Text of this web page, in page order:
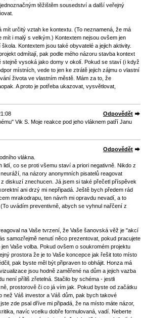
těžištěm sousedství a další veřejný
určitý vztah ke kontextu. (To neznamená, že má
i malý s velkým.) Kontextem nejsou ovšem jen
Kontextem jsou také obyvatelé a jejich aktivity.
odmítají, pak podle mého názoru stavba kontext
vysoká jako domy v okolí. Pokud se staví (i když
místních, vede to jen ke ztrátě jejich zájmu o vlastní
života ve vlastním městě. Mám za to, že
A proto je potřeba ukazovat, vysvětlovat,
Odpovědět
Vik S. Moje reakce pod jeho vláknem patří Janu
Odpovědět
vlákna.
lidí, co se proti všemu staví a priori negativně. Nikdo z
na názory anonymních pisatelů reagovat
diskuzí znechucen. Já jsem si také přečetl příspěvek
ani drzý mi nepřipadá. Ještě bych předem rád
mrakodrapu, ten návrh mi opravdu nevadí, a to
uvádím preventivně, abych se vyhnul nařčení z
na Vaše tvrzení, že Vaše šanovská věž je "akcí
samozřejmě nenutí něco prezentovat, pokud pracujete
Vaše volba. Pokud ovšem o soukromém projektu
prostora že je to Vaše koncepce jak řešit toto místo
pak byste měl být připraven to obhájit. Honza má
jsou hodně zaměřené na dům a jejich vazba
není příliš zřetelná. Stačilo by schéma - jestli
prostorově či co já vím jak. Pokud byste od začátku
než Váš investor a Váš dům, pak bych takové
zde psal dříve mi připadá, že na místo máte názor,
navíc vcelku dobře formulovaná, vadí. Neberte